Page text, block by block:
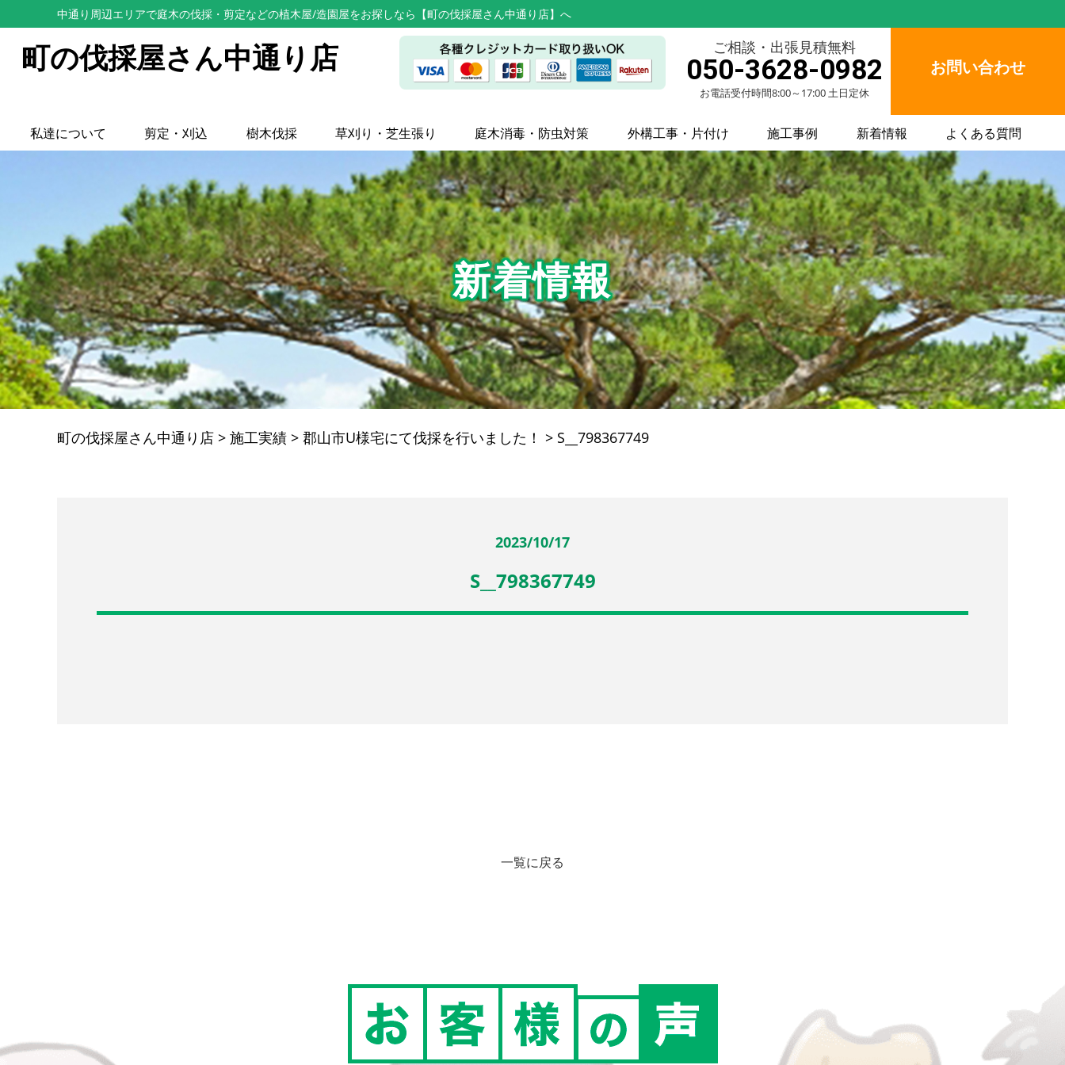
中通り周辺エリアで庭木の伐採・剪定などの植木屋/造園屋をお探しなら【町の伐採屋さん中通り店】へ
町の伐採屋さん中通り店 ご相談・出張見積無料
050-3628-0982
お電話受付時間8:00～17:00 土日定休
お問い合わせ
私達について 剪定・刈込 樹木伐採 草刈り・芝生張り 庭木消毒・防虫対策 外構工事・片付け 施工事例 新着情報 よくある質問
新着情報
町の伐採屋さん中通り店 > 施工実績 > 郡山市U様宅にて伐採を行いました！ > S__798367749
2023/10/17
S__798367749
一覧に戻る